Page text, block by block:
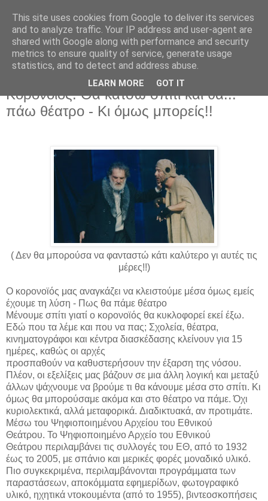
Δευτέρα 16 Μαρτίου 2020
Κορονοϊός: Θα κάτσω σπίτι και θα...
πάω θέατρο - Κι όμως μπορείς!!
( Δεν θα μπορούσα να φανταστώ κάτι καλύτερο γι αυτές τις
μέρες!!)
Ο κορονοϊός μας αναγκάζει να κλειστούμε μέσα όμως εμείς
έχουμε τη λύση - Πως θα πάμε θέατρο
Μένουμε σπίτι γιατί ο κορονοϊός θα κυκλοφορεί εκεί έξω.
Εδώ που τα λέμε και που να πας; Σχολεία, θέατρα,
κινηματογράφοι και κέντρα διασκέδασης κλείνουν για 15
ημέρες, καθώς οι αρχές
προσπαθούν να καθυστερήσουν την έξαρση της νόσου.
Πλέον, οι εξελίξεις μας βάζουν σε μια άλλη λογική και μεταξύ
άλλων ψάχνουμε να βρούμε τι θα κάνουμε μέσα στο σπίτι. Κι
όμως θα μπορούσαμε ακόμα και στο θέατρο να πάμε. Όχι
κυριολεκτικά, αλλά μεταφορικά. Διαδικτυακά, αν προτιμάτε.
Μέσω του Ψηφιοποιημένου Αρχείου του Εθνικού
Θεάτρου. Το Ψηφιοποιημένο Αρχείο του Εθνικού
Θεάτρου περιλαμβάνει τις συλλογές του ΕΘ, από το 1932
έως το 2005, με σπάνιο και µερικές φορές µοναδικό υλικό.
Πιο συγκεκριμένα, περιλαμβάνονται προγράµµατα των
παραστάσεων, αποκόµµατα εφηµερίδων, φωτογραφικό
υλικό, ηχητικά ντοκουµέντα (από το 1955), βιντεοσκοπήσεις
This site uses cookies from Google to deliver its services
and to analyze traffic. Your IP address and user-agent are
shared with Google along with performance and security
metrics to ensure quality of service, generate usage
statistics, and to detect and address abuse.
LEARN MORE GOT IT